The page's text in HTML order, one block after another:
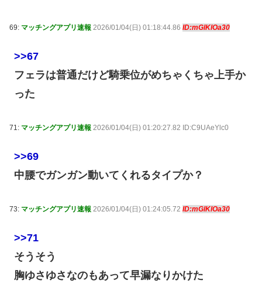
69: マッチングアプリ速報 2026/01/04(日) 01:18:44.86 ID:mGlKlOa30
>>67
フェラは普通だけど騎乗位がめちゃくちゃ上手か
った
71: マッチングアプリ速報 2026/01/04(日) 01:20:27.82 ID:C9UAeYlc0
>>69
中腰でガンガン動いてくれるタイプか？
73: マッチングアプリ速報 2026/01/04(日) 01:24:05.72 ID:mGlKlOa30
>>71
そうそう
胸ゆさゆさなのもあって早漏なりかけた